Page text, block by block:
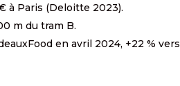
à Paris (Deloitte 2023).
m du tram B.
en avril 2024, +22 %